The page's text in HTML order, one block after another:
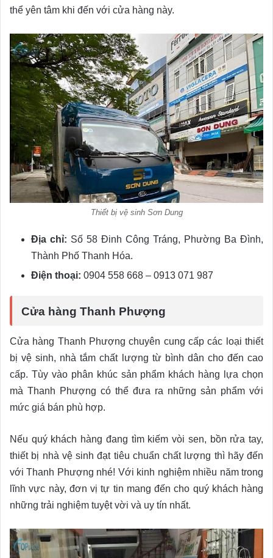
thể yên tâm khi đến với cửa hàng này.
Thiết bị vệ sinh Sơn Dung
Địa chỉ: Số 58 Đinh Công Tráng, Phường Ba Đình,
Thành Phố Thanh Hóa.
Điện thoại: 0904 558 668 – 0913 071 987
Cửa hàng Thanh Phượng
Cửa hàng Thanh Phượng chuyên cung cấp các loại thiết
bị vệ sinh, nhà tắm chất lượng từ bình dân cho đến cao
cấp. Tùy vào phân khúc sản phẩm khách hàng lựa chọn
mà Thanh Phượng có thể đưa ra những sản phẩm với
mức giá bán phù hợp.
Nếu quý khách hàng đang tìm kiếm vòi sen, bồn rửa tay,
thiết bị nhà vệ sinh đạt tiêu chuẩn chất lượng thì hãy đến
với Thanh Phượng nhé! Với kinh nghiệm nhiều năm trong
lĩnh vực này, đơn vị tự tin mang đến cho quý khách hàng
những trải nghiệm tuyệt vời và uy tín nhất.